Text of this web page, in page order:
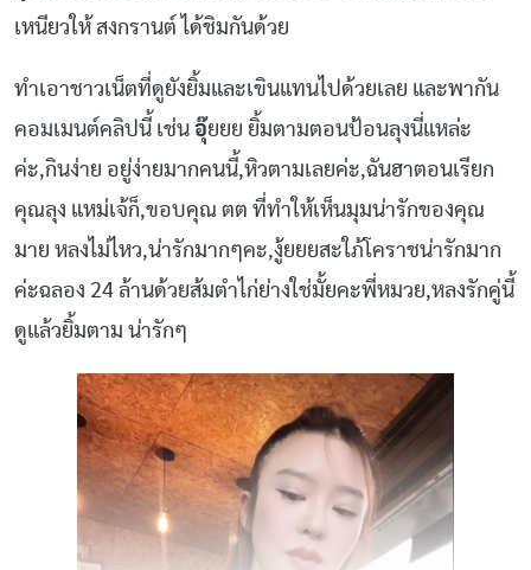
เหนียวให้ สงกรานต์ ได้ชิมกันด้วย
ทำเอาชาวเน็ตที่ดูยังยิ้มและเขินแทนไปด้วยเลย และพากัน
คอมเมนต์คลิปนี้ เช่น อุ๊ยยย ยิ้มตามตอนป้อนลุงนี่แหล่ะ
ค่ะ,กินง่าย อยู่ง่ายมากคนนี้,หิวตามเลยค่ะ,ฉันฮาตอนเรียก
คุณลุง แหม่เจ้ก็,ขอบคุณ ตต ที่ทำให้เห็นมุมน่ารักของคุณ
มาย หลงไม่ไหว,น่ารักมากๆคะ,งู้ยยยสะใภ้โคราชน่ารักมาก
ค่ะฉลอง 24 ล้านด้วยส้มตำไก่ย่างใช่มั้ยคะพี่หมวย,หลงรักคู่นี้
ดูแล้วยิ้มตาม น่ารักๆ